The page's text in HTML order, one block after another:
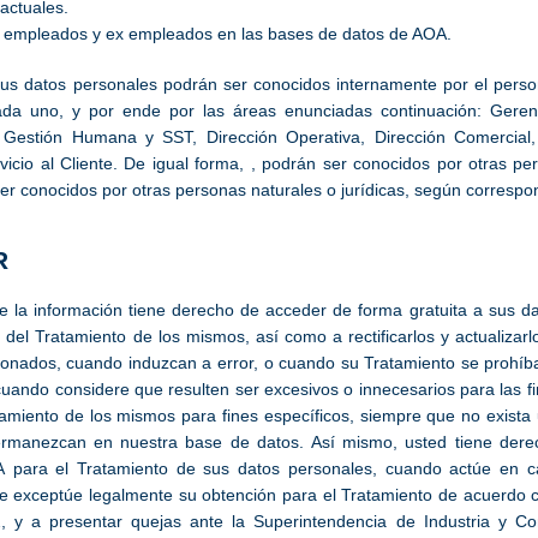
y ex empleados en las bases de datos de AOA.
datos personales podrán ser conocidos internamente por el
uno, y por ende por las áreas enunciadas continuación:
Humana y SST, Dirección Operativa, Dirección
al Cliente. De igual forma, , podrán ser conocidos por otras
conocidos por otras personas naturales o jurídicas, según
la información tiene derecho de acceder de forma gratuita a sus
Tratamiento de los mismos, así como a rectificarlos y
cuando induzcan a error, o cuando su Tratamiento se
considere que resulten ser excesivos o innecesarios para las
de los mismos para fines específicos, siempre que no
en nuestra base de datos. Así mismo, usted tiene
para el Tratamiento de sus datos personales, cuando actúe en
exceptúe legalmente su obtención para el Tratamiento de acuerdo
a presentar quejas ante la Superintendencia de Industria y